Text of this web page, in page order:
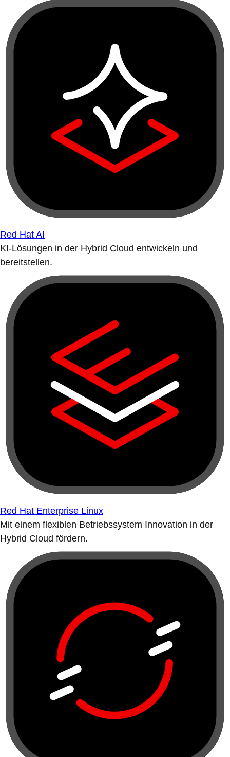
Red Hat AI
KI-Lösungen in der Hybrid Cloud entwickeln und
bereitstellen.
Red Hat Enterprise Linux
Mit einem flexiblen Betriebssystem Innovation in der
Hybrid Cloud fördern.